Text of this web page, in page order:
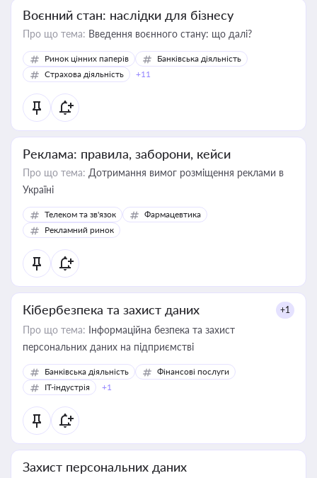
Воєнний стан: наслідки для бізнесу
Про що тема: Введення воєнного стану: що далі?
Ринок цінних паперів
Банківська діяльність
Страхова діяльність
+11
Реклама: правила, заборони, кейси
Про що тема: Дотримання вимог розміщення реклами в
Україні
Телеком та зв'язок
Фармацевтика
Рекламний ринок
Кібербезпека та захист даних +1
Про що тема: Інформаційна безпека та захист
персональних даних на підприємстві
Банківська діяльність
Фінансові послуги
IT-індустрія
+1
Захист персональних даних